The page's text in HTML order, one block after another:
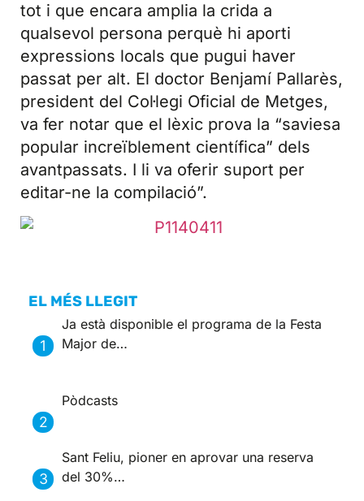
tot i que encara amplia la crida a
qualsevol persona perquè hi aporti
expressions locals que pugui haver
passat per alt. El doctor Benjamí Pallarès,
president del Col·legi Oficial de Metges,
va fer notar que el lèxic prova la “saviesa
popular increïblement científica” dels
avantpassats. I li va oferir suport per
editar-ne la compilació”.
EL MÉS LLEGIT
Ja està disponible el programa de la Festa
Major de…
Pòdcasts
Sant Feliu, pioner en aprovar una reserva
del 30%…